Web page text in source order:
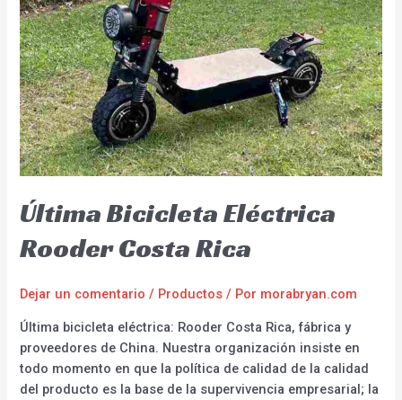
Última Bicicleta Eléctrica
Rooder Costa Rica
Dejar un comentario / Productos / Por morabryan.com
Última bicicleta eléctrica: Rooder Costa Rica, fábrica y
proveedores de China. Nuestra organización insiste en
todo momento en que la política de calidad de la calidad
del producto es la base de la supervivencia empresarial; la